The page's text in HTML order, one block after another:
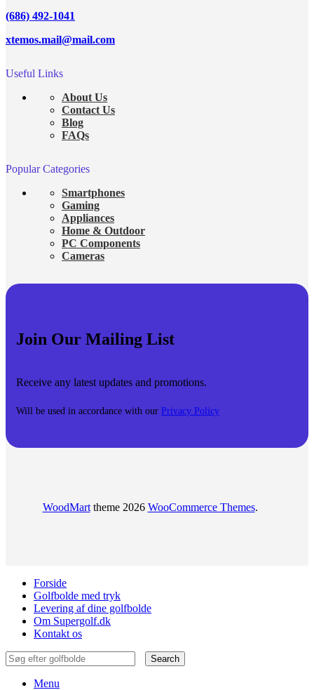
(686) 492-1041
xtemos.mail@mail.com
Useful Links
About Us
Contact Us
Blog
FAQs
Popular Categories
Smartphones
Gaming
Appliances
Home & Outdoor
PC Components
Cameras
Join Our Mailing List
Receive any latest updates and promotions.
Will be used in accordance with our Privacy Policy
WoodMarttheme 2026 WooCommerce Themes.
Forside
Golfbolde med tryk
Levering af dine golfbolde
Om Supergolf.dk
Kontakt os
Search
Menu